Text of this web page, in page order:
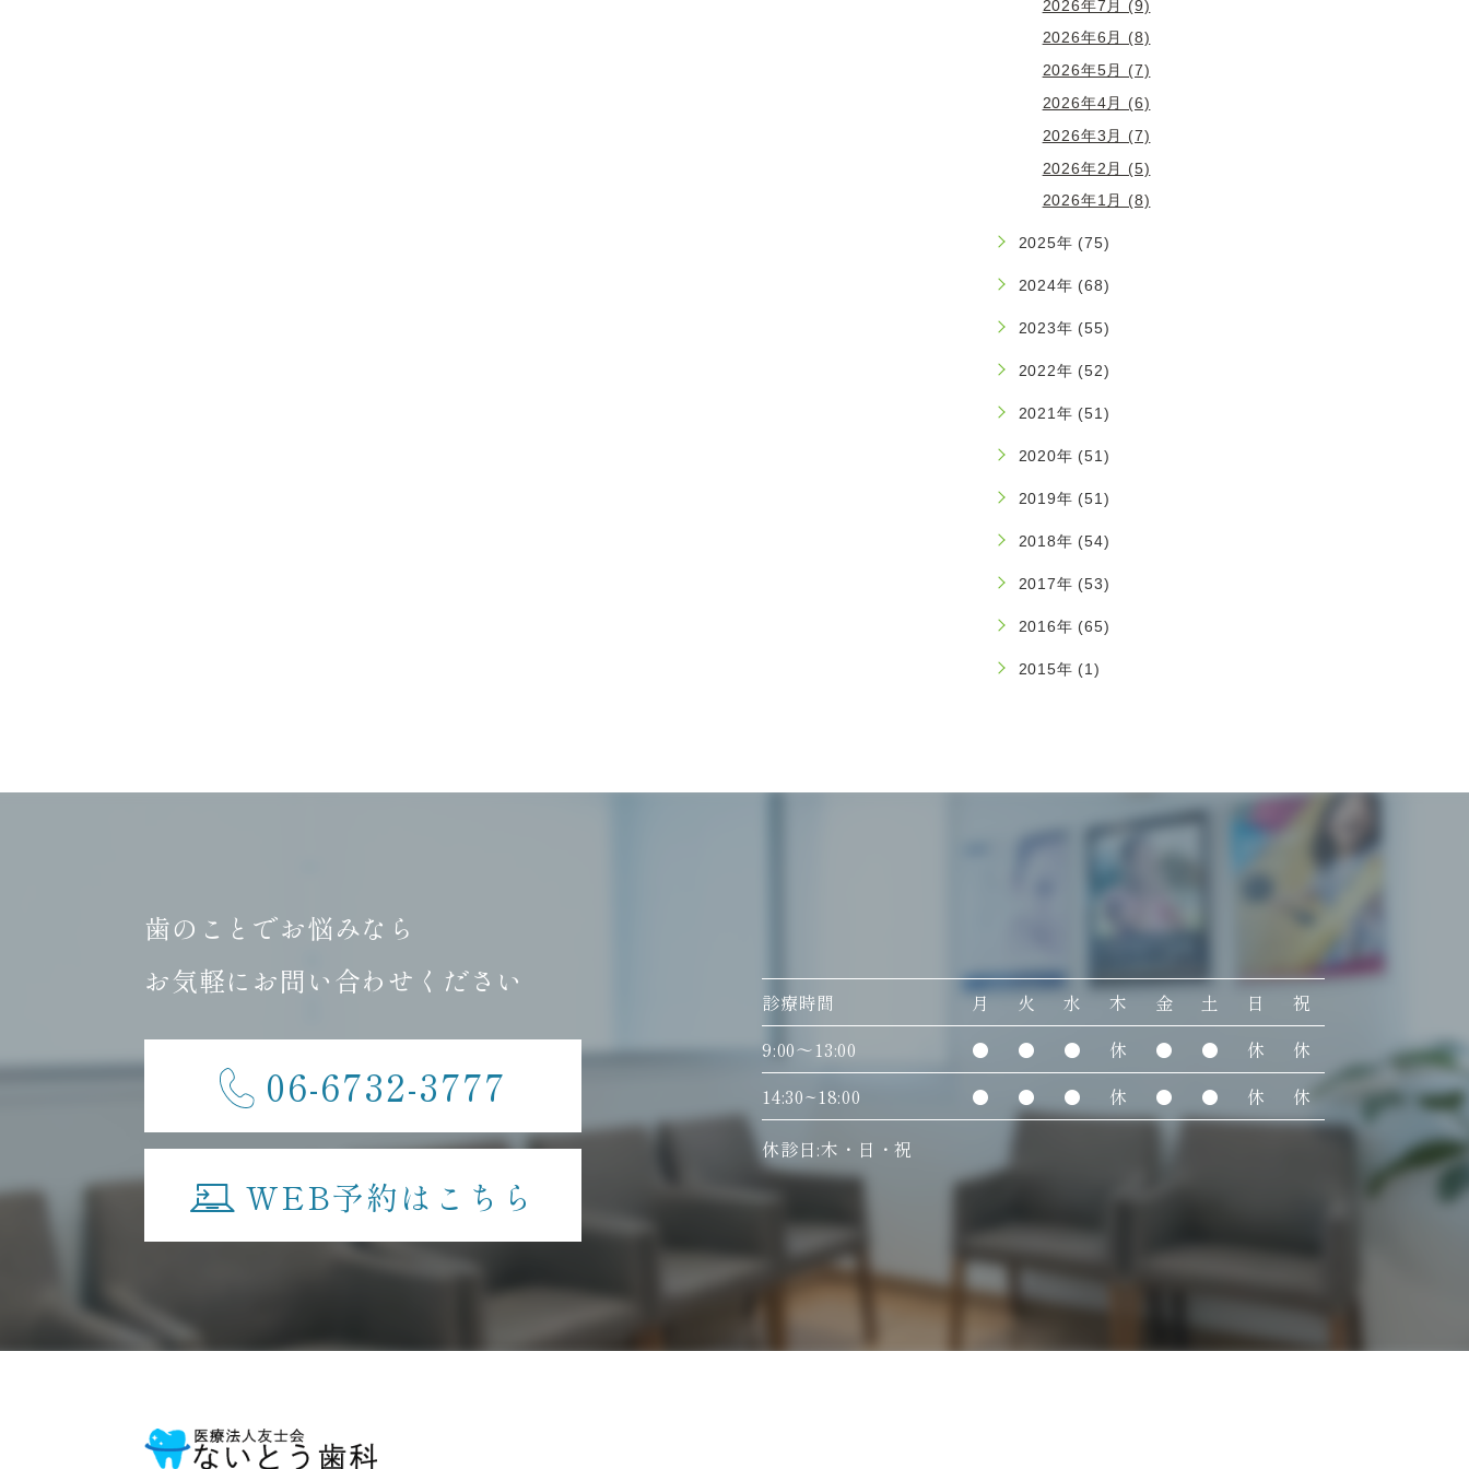
2026年7月 (9)
2026年6月 (8)
2026年5月 (7)
2026年4月 (6)
2026年3月 (7)
2026年2月 (5)
2026年1月 (8)
2025年 (75)
2024年 (68)
2023年 (55)
2022年 (52)
2021年 (51)
2020年 (51)
2019年 (51)
2018年 (54)
2017年 (53)
2016年 (65)
2015年 (1)
歯のことでお悩みなら
お気軽にお問い合わせください
06-6732-3777
WEB予約はこちら
診療時間 月 火 水 木 金 土 日
祝
9:00〜13:00
● ● ● 休 ● ● 休
休
14:30~18:00
● ● ● 休 ● ● 休
休
休診日:木・日・祝